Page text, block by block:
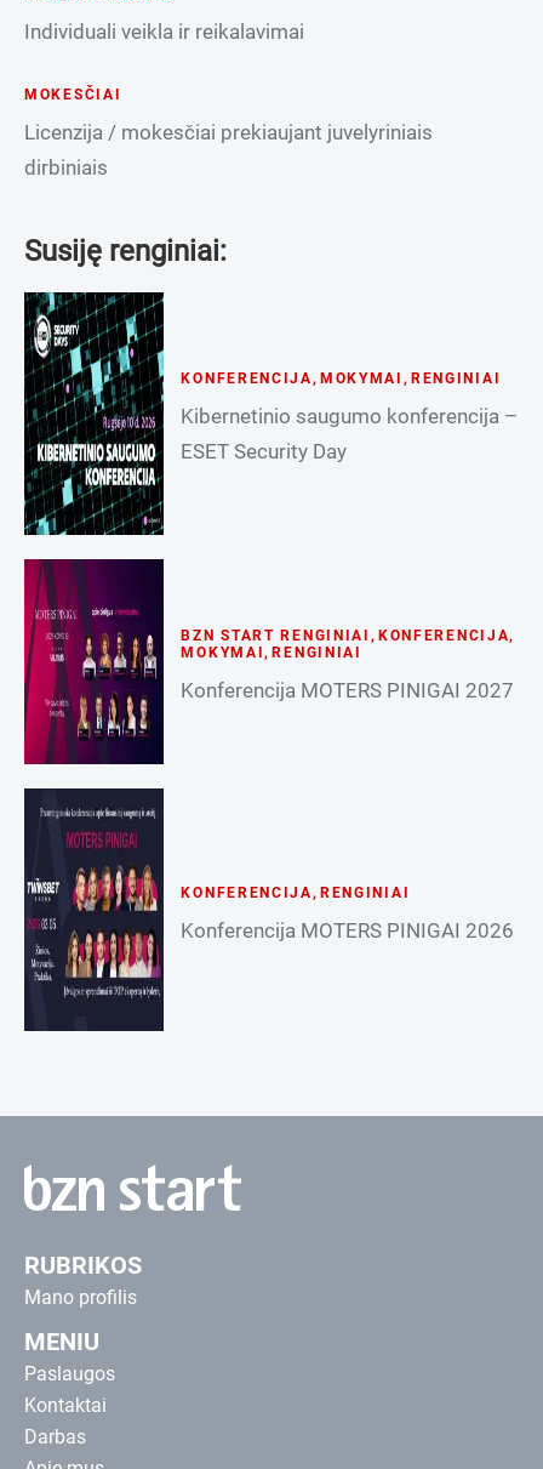
Individuali veikla ir reikalavimai
MOKESČIAI
Licenzija / mokesčiai prekiaujant juvelyriniais
dirbiniais
Susiję renginiai:
KONFERENCIJA, MOKYMAI , RENGINIAI
Kibernetinio saugumo konferencija –
ESET Security Day
BZN START RENGINIAI , KONFERENCIJA,
MOKYMAI, RENGINIAI
Konferencija MOTERS PINIGAI 2027
KONFERENCIJA, RENGINIAI
Konferencija MOTERS PINIGAI 2026
RUBRIKOS
Mano profilis
MENIU
Paslaugos
Kontaktai
Darbas